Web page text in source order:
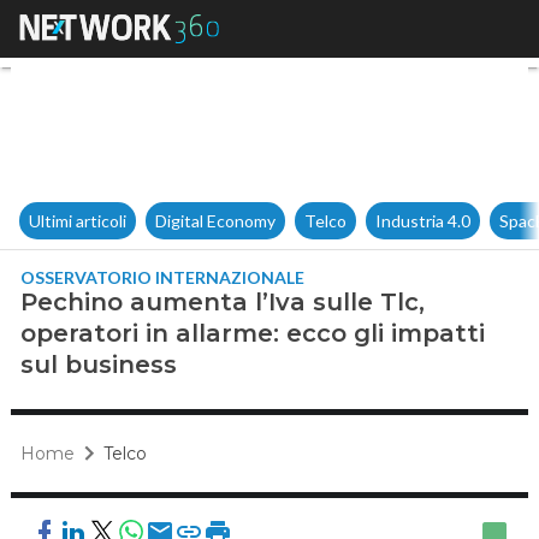
Pechino aumenta l’Iva sulle
Ultimi articoli Digital Economy Telco Industria 4.0
OSSERVATORIO INTERNAZIONALE
Pechino aumenta l’Iva sulle Tlc,
operatori in allarme: ecco gli impatti
sul business
Home Telco